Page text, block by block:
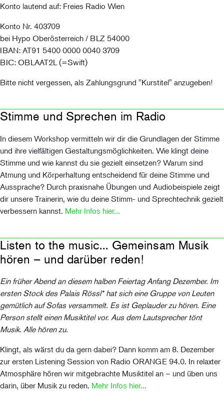
Konto lautend auf: Freies Radio Wien
Konto Nr. 403709
bei Hypo Oberösterreich / BLZ 54000
IBAN: AT91 5400 0000 0040 3709
BIC: OBLAAT2L (=Swift)
Bitte nicht vergessen, als Zahlungsgrund "Kurstitel" anzugeben!
Stimme und Sprechen im Radio
In diesem Workshop vermitteln wir dir die Grundlagen der Stimme
und ihre vielfältigen Gestaltungsmöglichkeiten. Wie klingt deine
Stimme und wie kannst du sie gezielt einsetzen? Warum sind
Atmung und Körperhaltung entscheidend für deine Stimme und
Aussprache? Durch praxisnahe Übungen und Audiobeispiele zeigt
dir unsere Trainerin, wie du deine Stimm- und Sprechtechnik gezielt
verbessern kannst. Mehr Infos hier...
Listen to the music... Gemeinsam Musik
hören – und darüber reden!
Ein früher Abend an diesem halben Feiertag Anfang Dezember. Im
ersten Stock des Palais Rössl* hat sich eine Gruppe von Leuten
gemütlich auf Sofas versammelt. Es ist Geplauder zu hören. Eine
Person stellt einen Musiktitel vor. Aus dem Lautsprecher tönt
Musik. Alle hören zu.
Klingt, als wärst du da gern dabei? Dann komm am 8. Dezember
zur ersten Listening Session von Radio ORANGE 94.0. In relaxter
Atmosphäre hören wir mitgebrachte Musiktitel an – und üben uns
darin, über Musik zu reden. Mehr Infos hier...